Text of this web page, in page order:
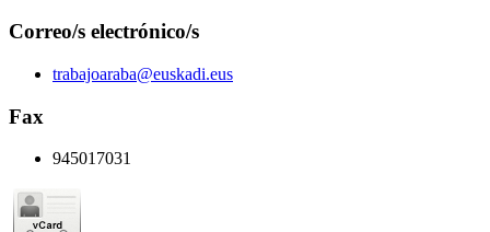
Correo/s electrónico/s
trabajoaraba@euskadi.eus
Fax
945017031